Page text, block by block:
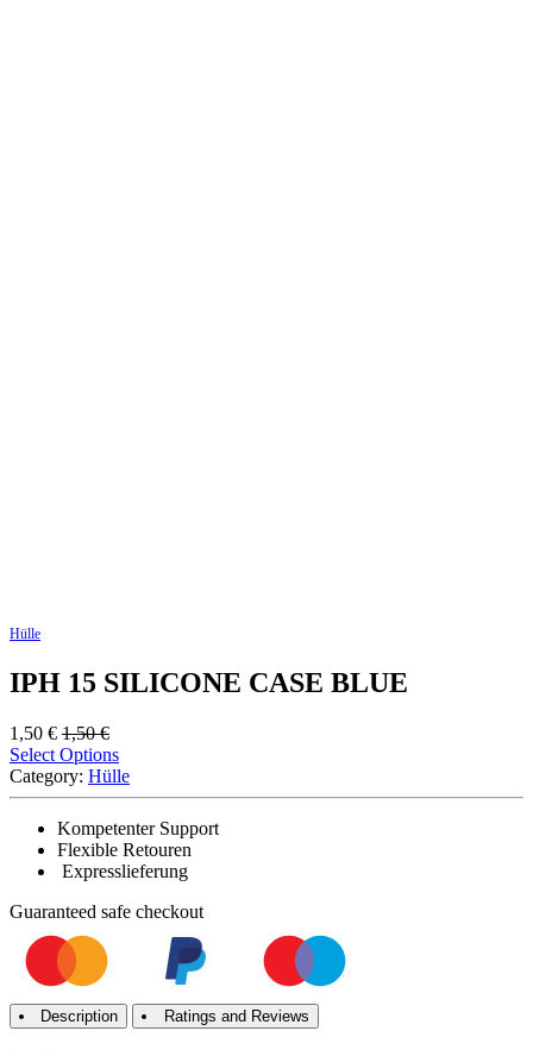
Hülle
IPH 15 SILICONE CASE BLUE
1,50 € 1,50€
Select Options
Category: Hülle
Kompetenter Support
Flexible Retouren
Expresslieferung
Guaranteed safe checkout
Description Ratings and Reviews